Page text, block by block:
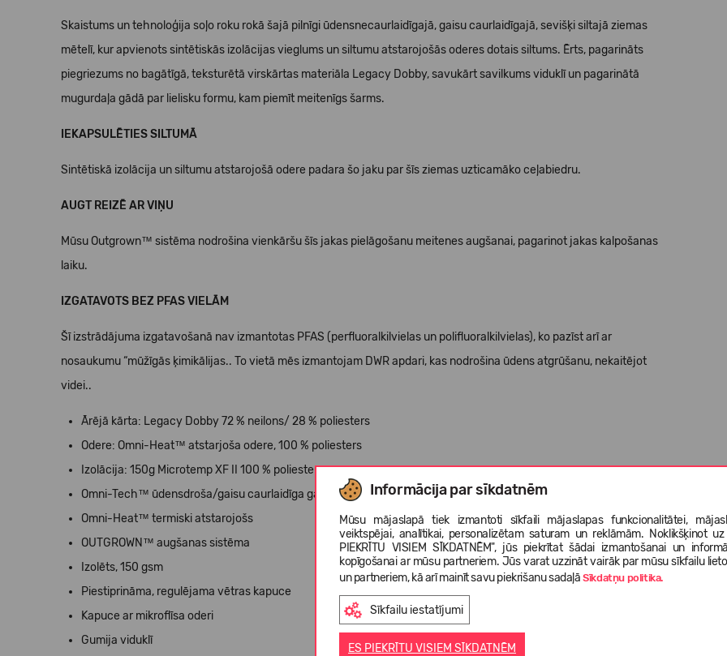
Informācija par sīkdatnēm
Mūsu mājaslapā tiek izmantoti sīkfaili mājaslapas funkcionalitātei,
veiktspējai, analītikai, personalizētam saturam un reklāmām. Noklikšķinot
PIEKRĪTU VISIEM SĪKDATNĒM", jūs piekrītat šādai izmantošanai un
kopīgošanai ar mūsu partneriem. Jūs varat uzzināt vairāk par mūsu sīkfailu
un partneriem, kā arī mainīt savu piekrišanu sadaļāSīkdatņu politika.
Sīkfailu iestatījumi
ES PIEKRĪTU VISIEM SĪKDATNĒM
Skaistums un tehnoloģija soļo roku rokā šajā pilnīgi ūdensnecaurlaidīgajā, gaisu caurlaidīgajā, sevišķi siltajā ziemas
mētelī, kur apvienots sintētiskās izolācijas vieglums un siltumu atstarojošās oderes dotais siltums. Ērts, pagarināts
piegriezums no bagātīgā, teksturētā virskārtas materiāla Legacy Dobby, savukārt savilkums viduklī un pagarinātā
mugurdaļa gādā par lielisku formu, kam piemīt meitenīgs šarms.
IEKAPSULĒTIES SILTUMĀ
Sintētiskā izolācija un siltumu atstarojošā odere padara šo jaku par šīs ziemas uzticamāko ceļabiedru.
AUGT REIZĒ AR VIŅU
Mūsu Outgrown™ sistēma nodrošina vienkāršu šīs jakas pielāgošanu meitenes augšanai, pagarinot jakas kalpošanas
laiku.
IZGATAVOTS BEZ PFAS VIELĀM
Šī izstrādājuma izgatavošanā nav izmantotas PFAS (perfluoralkilvielas un polifluoralkilvielas), ko pazīst arī ar
nosaukumu “mūžīgās ķimikālijas.. To vietā mēs izmantojam DWR apdari, kas nodrošina ūdens atgrūšanu, nekaitējot
videi..
Ārējā kārta: Legacy Dobby 72 % neilons/ 28 % poliesters
Odere: Omni-Heat™ atstarjoša odere, 100 % poliesters
Izolācija: 150g Microtemp XF II 100 % poliesters
Omni-Tech™ ūdensdroša/gaisu caurlaidīga galveno šuvju izolācija
Omni-Heat™ termiski atstarojošs
OUTGROWN™ augšanas sistēma
Izolēts, 150 gsm
Piestiprināma, regulējama vētras kapuce
Kapuce ar mikroflīsa oderi
Gumija viduklī